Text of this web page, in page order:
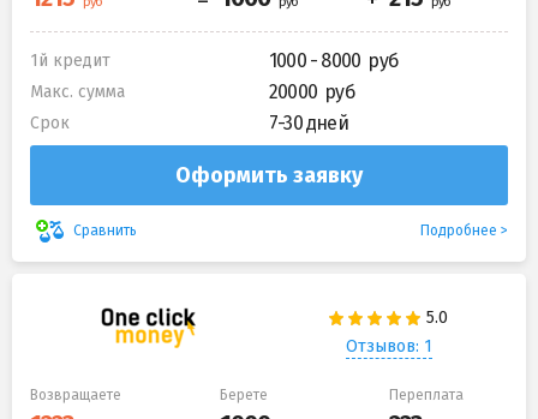
1й кредит 1000 - 8000
Макс. сумма 20000
Срок 7-30 дней
Оформить заявку
Сравнить Подробнее
Отзывов: 1
Возвращаете Берете Переплата